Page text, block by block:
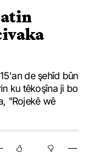
de şehîd bûn
ku têkoşîna ji bo
"Rojekê wê